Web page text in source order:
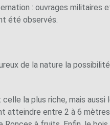
: ouvrages
été observés.
de la nature la
la plus riche, mais aussi
atteindre entre 2 à 6